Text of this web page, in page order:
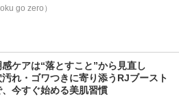
go zero）
感ケアは“落とすこと”から見直し
れ・ゴワつきに寄り添うRJブースト
今すぐ始める美肌習慣